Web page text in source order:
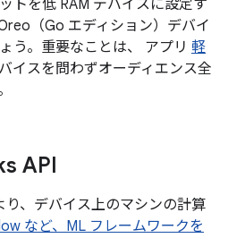
トを低 RAM デバイスに設定す
（Go エディション）デバイ
う。重要なことは、 アプリ 軽
イスを問わずオーディエンス全
API
り、デバイス上のマシンの計算
など、ML フレームワークを